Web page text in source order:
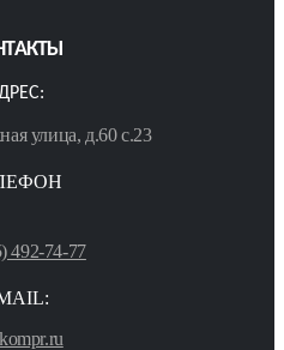
улица, д.60 с.23
492-74-77